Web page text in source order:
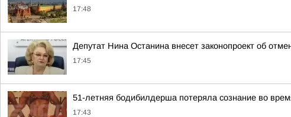
17:48
Депутат Нина Останина внесет законопроект об
17:45
51-летняя бодибилдерша потеряла сознание во
17:43